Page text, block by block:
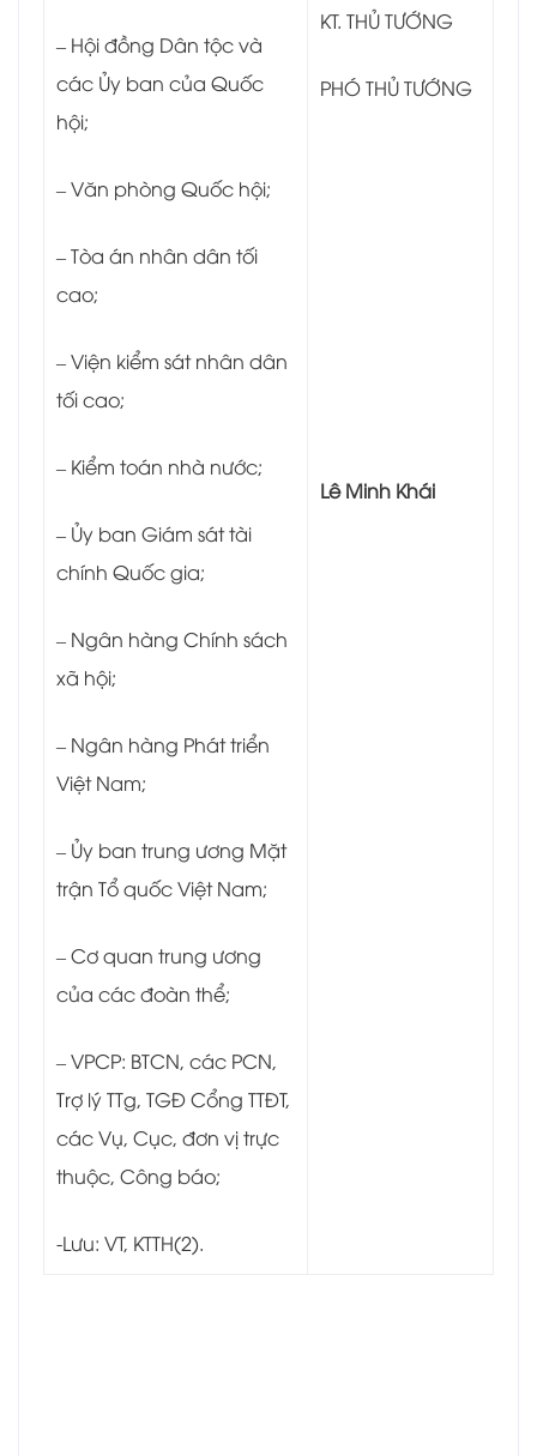
– Hội đồng Dân tộc và
các Ủy ban của Quốc
hội;
– Văn phòng Quốc hội;
– Tòa án nhân dân tối
cao;
– Viện kiểm sát nhân dân
tối cao;
– Kiểm toán nhà nước;
– Ủy ban Giám sát tài
chính Quốc gia;
– Ngân hàng Chính sách
xã hội;
– Ngân hàng Phát triển
Việt Nam;
– Ủy ban trung ương Mặt
trận Tổ quốc Việt Nam;
– Cơ quan trung ương
của các đoàn thể;
– VPCP: BTCN, các PCN,
Trợ lý TTg, TGĐ Cổng TTĐT,
các Vụ, Cục, đơn vị trực
thuộc, Công báo;
-Lưu: VT, KTTH(2).
KT. THỦ TƯỚNG
PHÓ THỦ TƯỚNG
Lê Minh Khái